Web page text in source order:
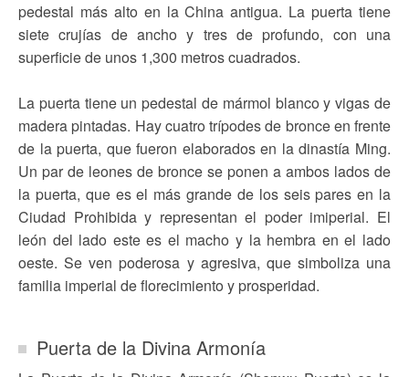
pedestal más alto en la China antigua. La puerta tiene
siete crujías de ancho y tres de profundo, con una
superficie de unos 1,300 metros cuadrados.
La puerta tiene un pedestal de mármol blanco y vigas de
madera pintadas. Hay cuatro trípodes de bronce en frente
de la puerta, que fueron elaborados en la dinastía Ming.
Un par de leones de bronce se ponen a ambos lados de
la puerta, que es el más grande de los seis pares en la
Ciudad Prohibida y representan el poder imiperial. El
león del lado este es el macho y la hembra en el lado
oeste. Se ven poderosa y agresiva, que simboliza una
familia imperial de florecimiento y prosperidad.
Puerta de la Divina Armonía